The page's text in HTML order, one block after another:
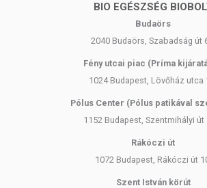
BIO EGÉSZSÉG
Budaörs
2040 Budaörs, Szabadság út
Fény utcai piac (Príma
1024 Budapest, Lövőház utca
Pólus Center (Pólus patikával
1152 Budapest, Szentmihályi út
Rákóczi út
1072 Budapest, Rákóczi út
Szent István körút